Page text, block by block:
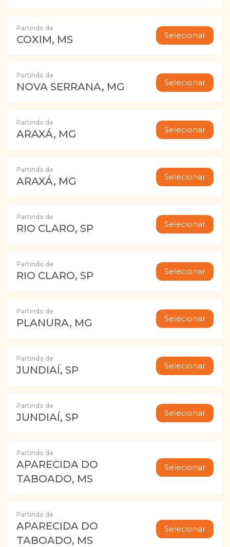
Partindo de
COXIM, MS Selecionar
Partindo de
NOVA SERRANA, MG Selecionar
Partindo de
ARAXÁ, MG Selecionar
Partindo de
ARAXÁ, MG Selecionar
Partindo de
RIO CLARO, SP Selecionar
Partindo de
RIO CLARO, SP Selecionar
Partindo de
PLANURA, MG Selecionar
Partindo de
JUNDIAÍ, SP Selecionar
Partindo de
JUNDIAÍ, SP Selecionar
Partindo de
APARECIDA DO
TABOADO, MS
Selecionar
Partindo de
APARECIDA DO
TABOADO, MS
Selecionar